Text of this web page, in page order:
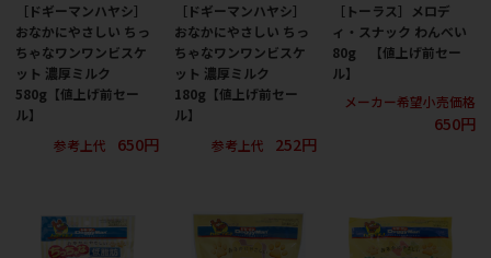
［ドギーマンハヤシ］
おなかにやさしい ちっ
ちゃなワンワンビスケ
ット 濃厚ミルク
580g【値上げ前セー
ル】
参考上代
650円
［ドギーマンハヤシ］
おなかにやさしい ちっ
ちゃなワンワンビスケ
ット 濃厚ミルク
180g【値上げ前セー
ル】
参考上代
252円
［トーラス］メロデ
ィ・スナック わんべい
80g 【値上げ前セー
ル】
メーカー希望小売価格
650円